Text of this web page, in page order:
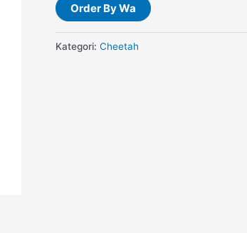
Order By Wa
Kategori: Cheetah